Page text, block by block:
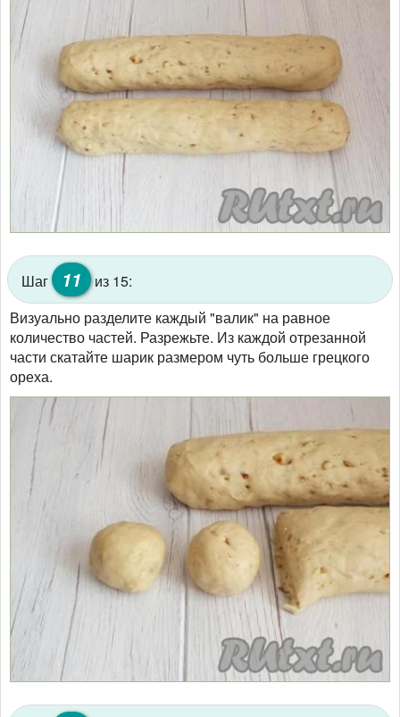
Шаг 11 из 15:
Визуально разделите каждый "валик" на равное
количество частей. Разрежьте. Из каждой отрезанной
части скатайте шарик размером чуть больше грецкого
ореха.